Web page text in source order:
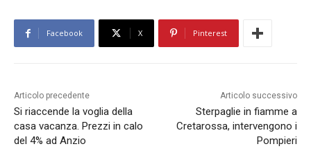
Facebook X Pinterest
Articolo precedente
Si riaccende la voglia della
casa vacanza. Prezzi in calo
del 4% ad Anzio
Articolo successivo
Sterpaglie in fiamme a
Cretarossa, intervengono i
Pompieri